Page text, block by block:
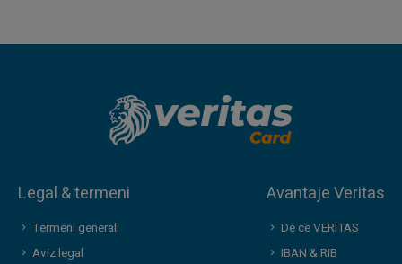
Legal & termeni
Termeni generali
Aviz legal
Avantaje Veritas
De ce VERITAS
IBAN & RIB